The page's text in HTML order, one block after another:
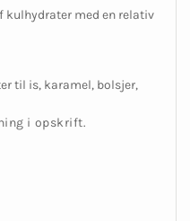
kulhydrater med en relativ
til is, karamel, bolsjer,
i opskrift.